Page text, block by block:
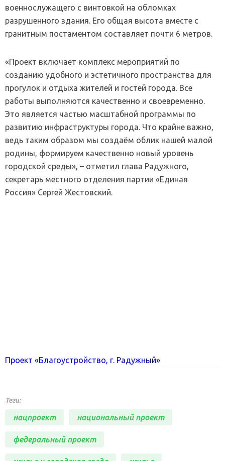
военнослужащего с винтовкой на обломках
разрушенного здания. Его общая высота вместе с
гранитным постаментом составляет почти 6 метров.
«Проект включает комплекс мероприятий по
созданию удобного и эстетичного пространства для
прогулок и отдыха жителей и гостей города. Все
работы выполняются качественно и своевременно.
Это является частью масштабной программы по
развитию инфраструктуры города. Что крайне важно,
ведь таким образом мы создаём облик нашей малой
родины, формируем качественно новый уровень
городской среды», – отметил глава Радужного,
секретарь местного отделения партии «Единая
Россия» Сергей Жестовский.
Проект «Благоустройство, г. Радужный»
Теги:
нацпроект национальный проект
федеральный проект